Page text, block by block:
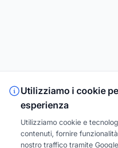
Utilizziamo i cookie
esperienza
Utilizziamo cookie e
contenuti, fornire
nostro traffico tramite